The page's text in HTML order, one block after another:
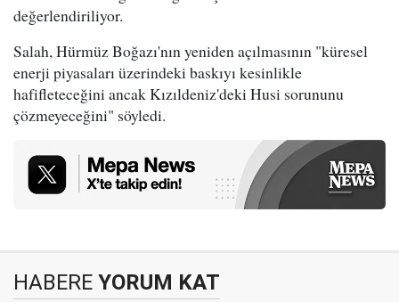
değerlendiriliyor.
Salah, Hürmüz Boğazı'nın yeniden açılmasının "küresel
enerji piyasaları üzerindeki baskıyı kesinlikle
hafifleteceğini ancak Kızıldeniz'deki Husi sorununu
çözmeyeceğini" söyledi.
HABERE YORUM KAT